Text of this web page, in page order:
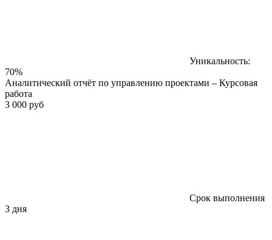
Уникальность:
70%
Аналитический отчёт по управлению проектами – Курсовая
работа
3 000 руб
Срок выполнения
3 дня